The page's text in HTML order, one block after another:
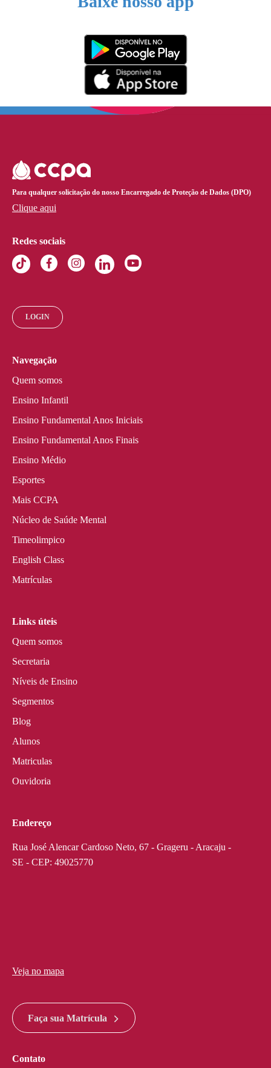
Para qualquer solicitação do nosso Encarregado de Proteção de Dados (DPO)
Clique aqui
Redes sociais
LOGIN
Navegação
Quem somos
Ensino Infantil
Ensino Fundamental Anos Iniciais
Ensino Fundamental Anos Finais
Ensino Médio
Esportes
Mais CCPA
Núcleo de Saúde Mental
Timeolimpico
English Class
Matrículas
Links úteis
Quem somos
Secretaria
Níveis de Ensino
Segmentos
Blog
Alunos
Matriculas
Ouvidoria
Endereço
Rua José Alencar Cardoso Neto, 67 - Grageru - Aracaju -
SE - CEP: 49025770
Veja no mapa
Faça sua Matrícula
Contato